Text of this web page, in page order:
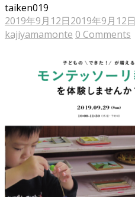
taiken019
2019年9月12日2019年9月12日
kajiyamamonte 0 Comments